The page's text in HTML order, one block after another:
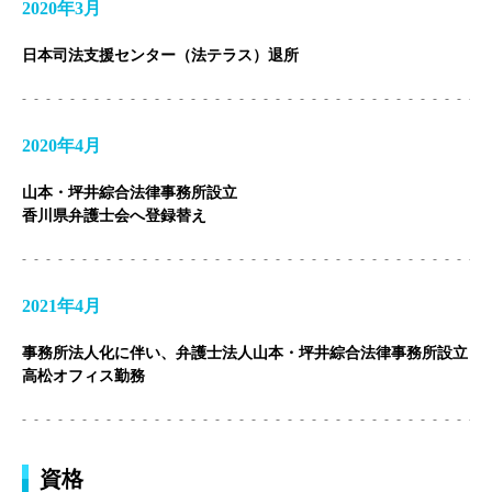
法律相談コラム
2020年3月
日本司法支援センター（法テラス）退所
2020年4月
山本・坪井綜合法律事務所設立
香川県弁護士会へ登録替え
2021年4月
事務所法人化に伴い、弁護士法人山本・坪井綜合法律事務所設立
高松オフィス勤務
資格